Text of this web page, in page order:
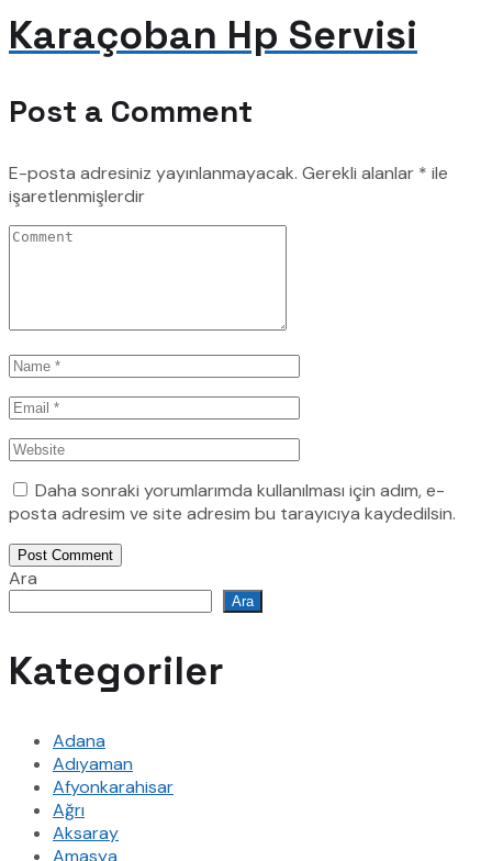
Karaçoban Hp Servisi
Post a Comment
E-posta adresiniz yayınlanmayacak. Gerekli alanlar * ile
işaretlenmişlerdir
Daha sonraki yorumlarımda kullanılması için adım, e-
posta adresim ve site adresim bu tarayıcıya kaydedilsin.
Post Comment
Ara
Ara
Kategoriler
Adana
Adıyaman
Afyonkarahisar
Ağrı
Aksaray
Amasya